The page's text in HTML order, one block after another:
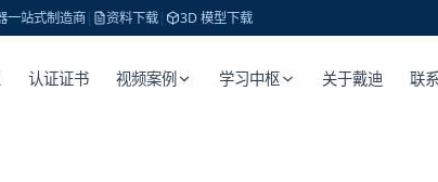
一站式制造商| 资料下载| 3D 模型下载
认证证书 视频案例 学习中枢 关于戴迪 联